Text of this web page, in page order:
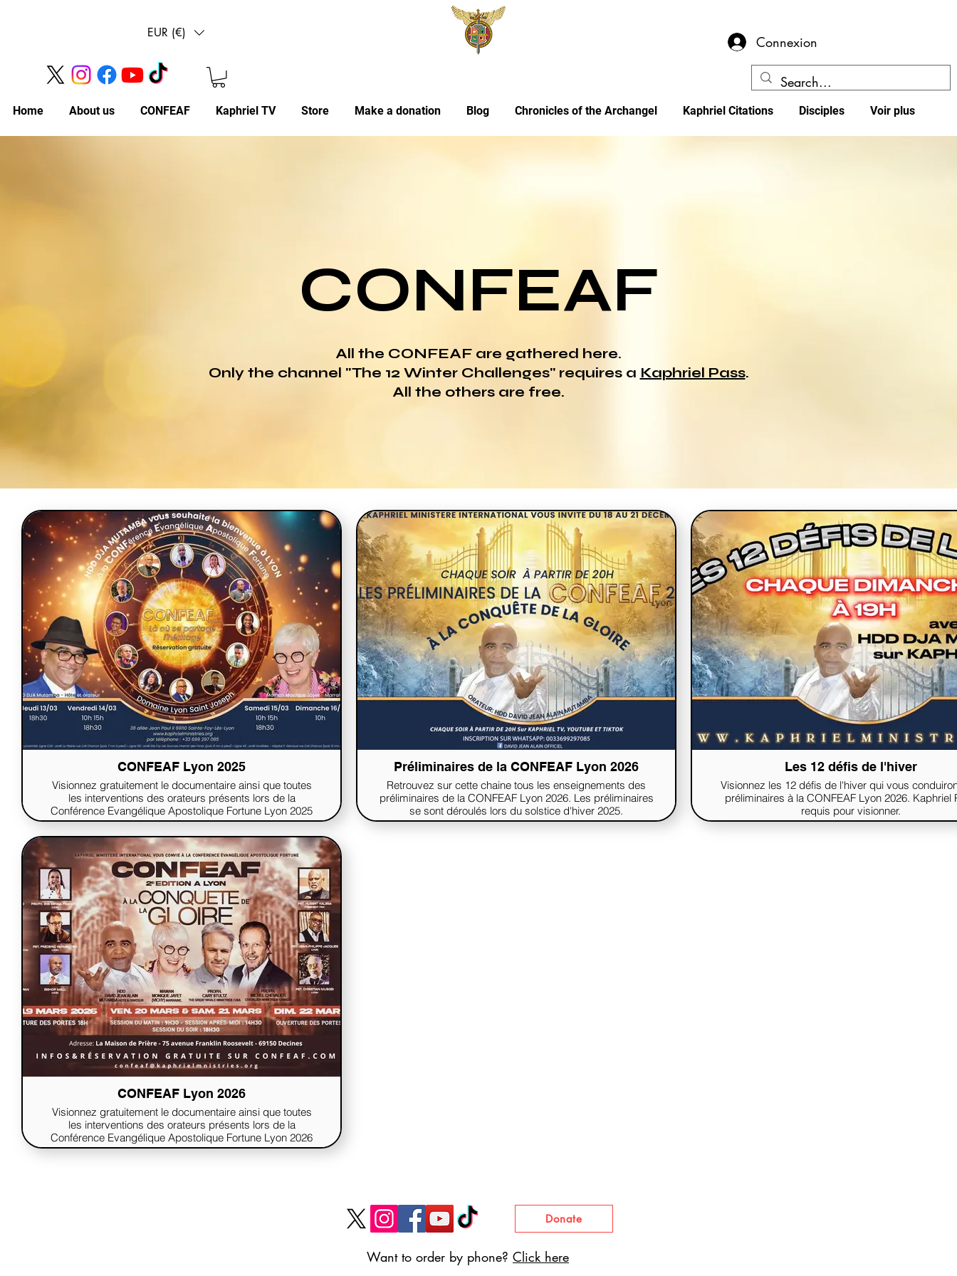
EUR (€)
Connexion
Home About us CONFEAF Kaphriel TV Store Make a donation Blog Chronicles of the Archangel Kaphriel Citations Disciples Voir plus
CONFEAF
All the CONFEAF are gathered here.
Only the channel "The 12 Winter Challenges" requires a Kaphriel Pass.
All the others are free.
CONFEAF Lyon 2025
Visionnez gratuitement le documentaire ainsi que toutes
les interventions des orateurs présents lors de la
Conférence Evangélique Apostolique Fortune Lyon 2025
Préliminaires de la CONFEAF Lyon 2026
Retrouvez sur cette chaine tous les enseignements des
préliminaires de la CONFEAF Lyon 2026. Les préliminaires
se sont déroulés lors du solstice d'hiver 2025.
Les 12 défis de l'hiver
Visionnez les 12 défis de l'hiver qui vous
préliminaires à la CONFEAF Lyon 2026. Kaphriel
requis pour visionner.
CONFEAF Lyon 2026
Visionnez gratuitement le documentaire ainsi que toutes
les interventions des orateurs présents lors de la
Conférence Evangélique Apostolique Fortune Lyon 2026
Donate
Want to order by phone? Click here